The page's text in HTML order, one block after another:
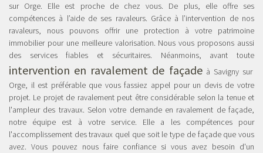
sur Orge. Elle est proche de chez vous. De plus, elle offre ses
compétences à l’aide de ses ravaleurs. Grâce à l’intervention de nos
ravaleurs, nous pouvons offrir une protection à votre patrimoine
immobilier pour une meilleure valorisation. Nous vous proposons aussi
des services fiables et sécuritaires. Néanmoins, avant toute
intervention en ravalement de façadeà Savigny sur
Orge, il est préférable que vous fassiez appel pour un devis de votre
projet. Le projet de ravalement peut être considérable selon la tenue et
l'ampleur des travaux. Selon votre demande en ravalement de façade,
notre équipe est à votre service. Elle a les compétences pour
l'accomplissement des travaux quel que soit le type de façade que vous
avez. Vous pouvez nous faire confiance si vous avez besoin d'un